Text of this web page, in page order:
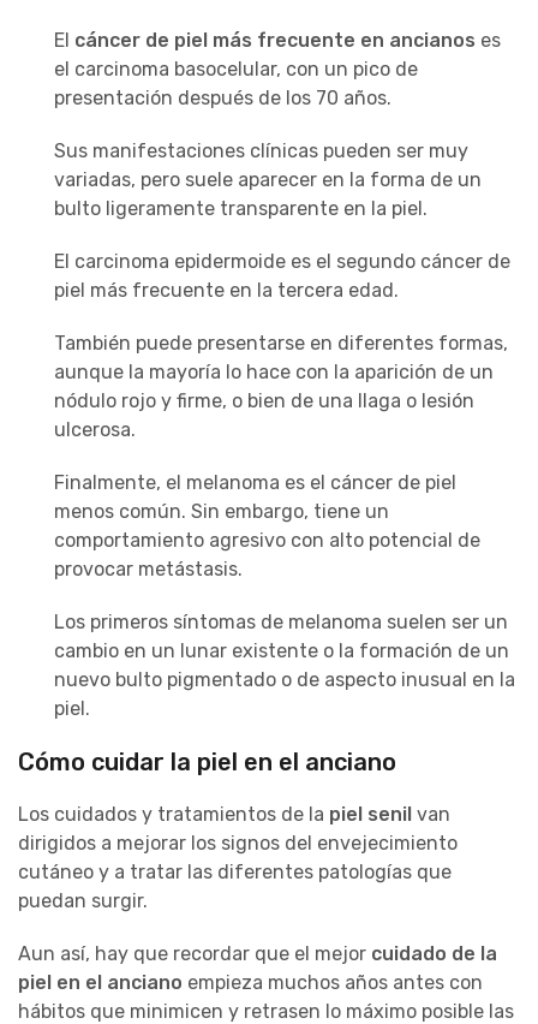
El cáncer de piel más frecuente en ancianos es
el carcinoma basocelular, con un pico de
presentación después de los 70 años.
Sus manifestaciones clínicas pueden ser muy
variadas, pero suele aparecer en la forma de un
bulto ligeramente transparente en la piel.
El carcinoma epidermoide es el segundo cáncer de
piel más frecuente en la tercera edad.
También puede presentarse en diferentes formas,
aunque la mayoría lo hace con la aparición de un
nódulo rojo y firme, o bien de una llaga o lesión
ulcerosa.
Finalmente, el melanoma es el cáncer de piel
menos común. Sin embargo, tiene un
comportamiento agresivo con alto potencial de
provocar metástasis.
Los primeros síntomas de melanoma suelen ser un
cambio en un lunar existente o la formación de un
nuevo bulto pigmentado o de aspecto inusual en la
piel.
Cómo cuidar la piel en el anciano
Los cuidados y tratamientos de la piel senil van
dirigidos a mejorar los signos del envejecimiento
cutáneo y a tratar las diferentes patologías que
puedan surgir.
Aun así, hay que recordar que el mejor cuidado de la
piel en el anciano empieza muchos años antes con
hábitos que minimicen y retrasen lo máximo posible las